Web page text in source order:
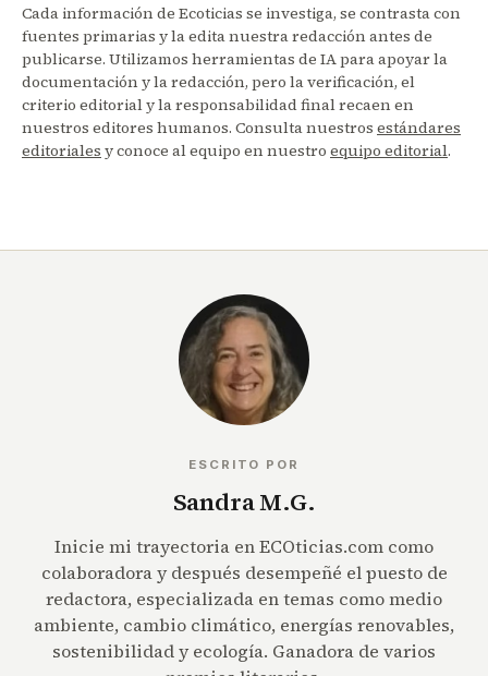
Cada información de Ecoticias se investiga, se contrasta con
fuentes primarias y la edita nuestra redacción antes de
publicarse. Utilizamos herramientas de IA para apoyar la
documentación y la redacción, pero la verificación, el
criterio editorial y la responsabilidad final recaen en
nuestros editores humanos. Consulta nuestros estándares
editoriales y conoce al equipo en nuestro equipo editorial.
ESCRITO POR
Sandra M.G.
Inicie mi trayectoria en ECOticias.com como
colaboradora y después desempeñé el puesto de
redactora, especializada en temas como medio
ambiente, cambio climático, energías renovables,
sostenibilidad y ecología. Ganadora de varios